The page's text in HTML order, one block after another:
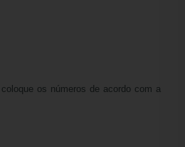
os números de acordo com a